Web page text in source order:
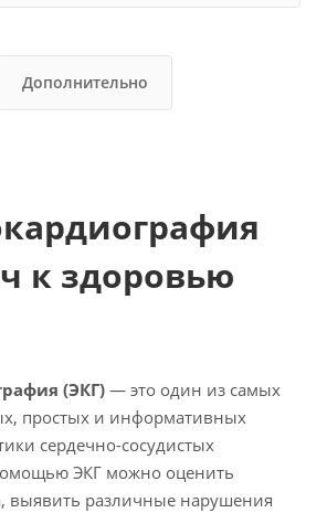
Дополнительно
к здоровью
(ЭКГ) — это один из самых
простых и информативных
сердечно-сосудистых
ЭКГ можно оценить
выявить различные нарушения